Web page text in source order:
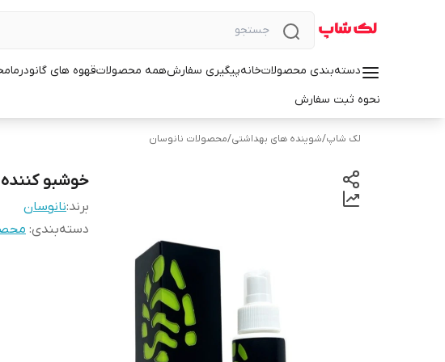
دسته‌بندی محصولاتخانهپیگیری سفارشهمه محصولاتقهوه های گانودرما
نحوه ثبت سفارش
لک شاپ/شوینده های بهداشتی/محصولات نانوسان
خوشبو
برند:نانوسان
دسته‌بندی: